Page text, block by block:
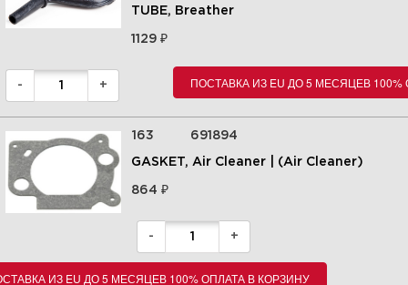
5 | Controls Group | 14B937-
0019-H5 | Briggs&Stratton |
Запчасти
TUBE, Breather
1129₽
- + ПОСТАВКА ИЗ EU ДО 5 МЕСЯЦЕВ
163 691894
GASKET, Air Cleaner | (Air Cleaner)
864₽
- +
ИЗ EU ДО 5 МЕСЯЦЕВ 100% ОПЛАТА В КОРЗИНУ